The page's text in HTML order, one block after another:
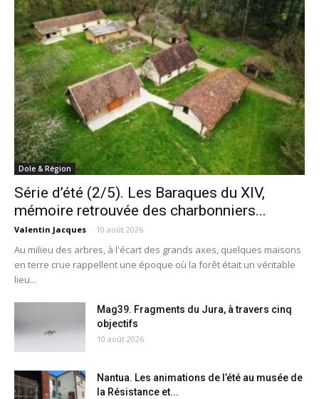
Dole & Région
Série d’été (2/5). Les Baraques du XIV,
mémoire retrouvée des charbonniers...
Valentin Jacques - 10 août 2026
Au milieu des arbres, à l'écart des grands axes, quelques maisons
en terre crue rappellent une époque où la forêt était un véritable
lieu...
Mag39. Fragments du Jura, à travers cinq
objectifs
10 août 2026
Nantua. Les animations de l’été au musée de
la Résistance et...